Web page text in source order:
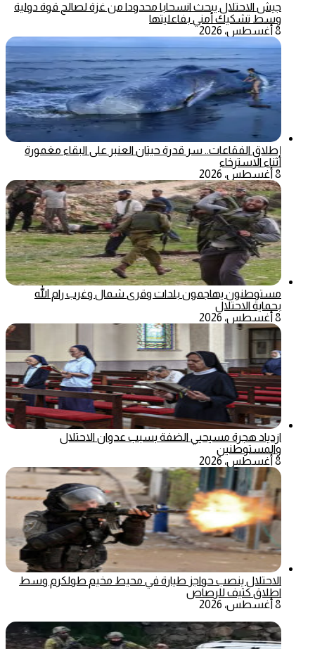
جيش الاحتلال يبحث انسحابا محدودا من غزة لصالح قوة دولية
وسط تشكيك أمني بفاعليتها
8 أغسطس، 2026
إطلاق الفقاعات.. سر قدرة حيتان العنبر على البقاء مغمورة
أثناء الاسترخاء
8 أغسطس، 2026
مستوطنون يهاجمون بلدات وقرى شمال وغرب رام الله
بحماية الاحتلال
8 أغسطس، 2026
ازدياد هجرة مسيحيي الضفة بسبب عدوان الاحتلال
والمستوطنين
8 أغسطس، 2026
الاحتلال ينصب حواجز طيارة في محيط مخيم طولكرم وسط
اطلاق كثيف للرصاص
8 أغسطس، 2026